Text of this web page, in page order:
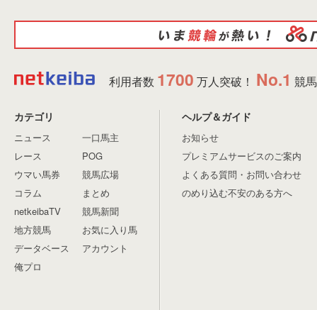
利用者数 1700 万人突破！ No.1 競
カテゴリ
ニュース
レース
ウマい馬券
コラム
netkeibaTV
地方競馬
データベース
俺プロ
一口馬主
POG
競馬広場
まとめ
競馬新聞
お気に入り馬
アカウント
ヘルプ＆ガイド
お知らせ
プレミアムサービスのご案内
よくある質問・お問い合わせ
のめり込む不安のある方へ